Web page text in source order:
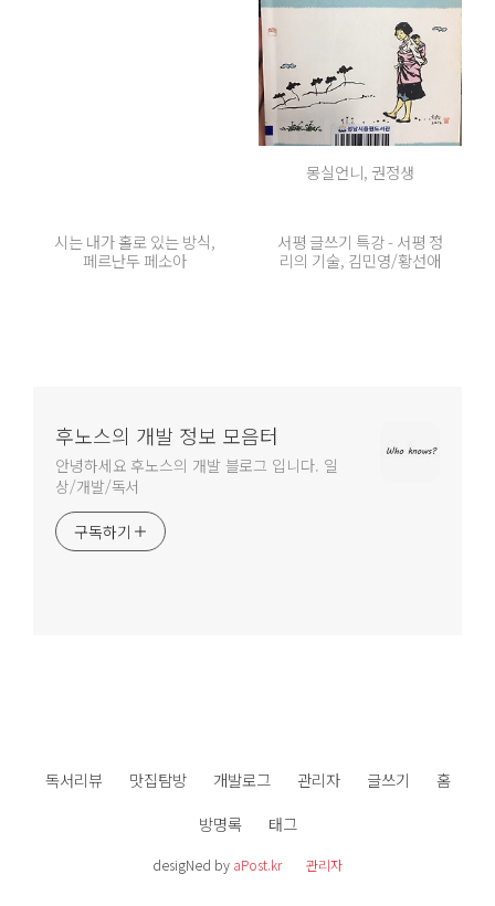
몽실언니, 권정생
시는 내가 홀로 있는 방식,
페르난두 페소아
서평 글쓰기 특강 - 서평 정
리의 기술, 김민영/황선애
후노스의 개발 정보 모음터
안녕하세요 후노스의 개발 블로그 입니다. 일
상/개발/독서
구독하기
독서리뷰 맛집탐방 개발로그 관리자 글쓰기
홈
방명록
태그
desigNed by aPost.kr 관리자